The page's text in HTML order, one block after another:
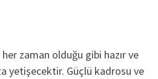
zaman olduğu gibi hazır ve
yetişecektir. Güçlü kadrosu ve